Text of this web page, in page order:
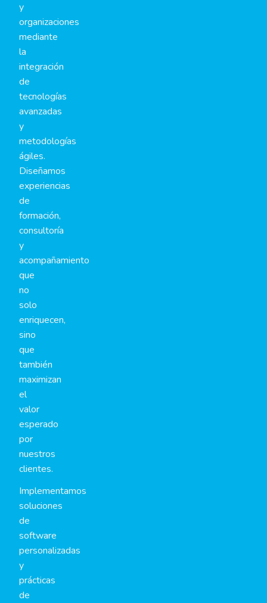
y
organizaciones
mediante
la
integración
de
tecnologías
avanzadas
y
metodologías
ágiles.
Diseñamos
experiencias
de
formación,
consultoría
y
acompañamiento
que
no
solo
enriquecen,
sino
que
también
maximizan
el
valor
esperado
por
nuestros
clientes.
Implementamos
soluciones
de
software
personalizadas
y
prácticas
de